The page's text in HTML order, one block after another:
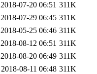
2018-07-20 06:51 311K
2018-07-29 06:45 311K
2018-05-25 06:46 311K
2018-08-12 06:51 311K
2018-08-20 06:49 311K
2018-08-11 06:48 311K